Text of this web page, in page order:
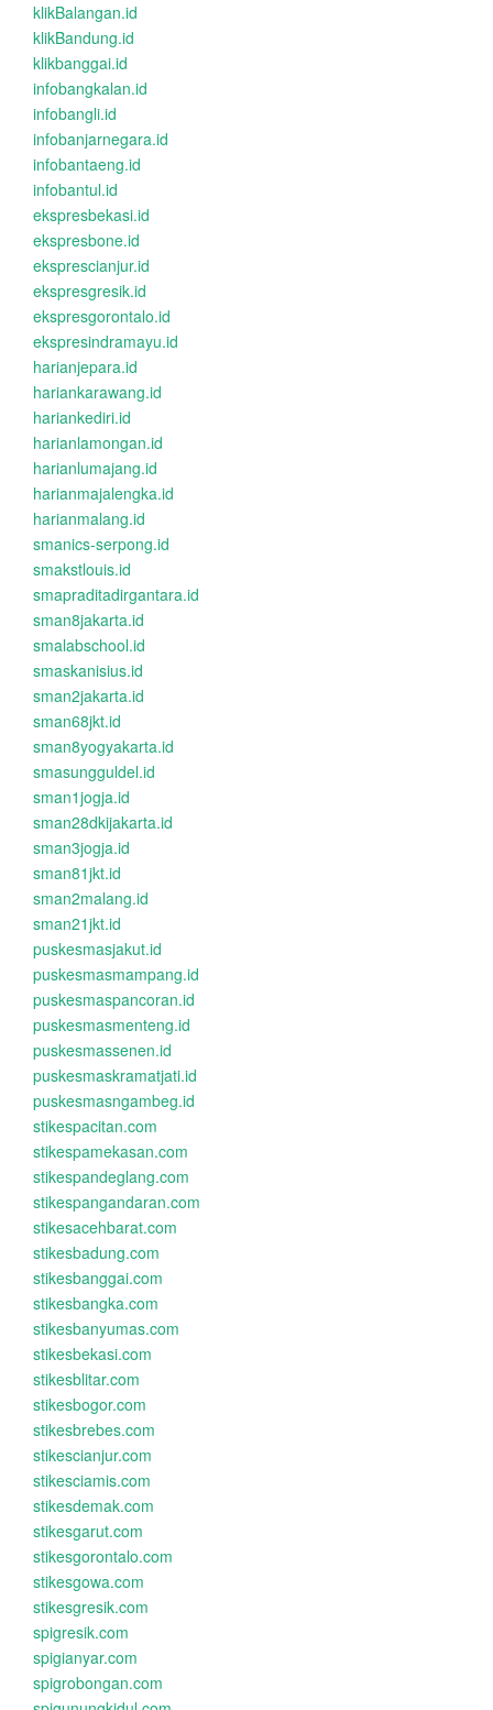
klikBalangan.id
klikBandung.id
klikbanggai.id
infobangkalan.id
infobangli.id
infobanjarnegara.id
infobantaeng.id
infobantul.id
ekspresbekasi.id
ekspresbone.id
eksprescianjur.id
ekspresgresik.id
ekspresgorontalo.id
ekspresindramayu.id
harianjepara.id
hariankarawang.id
hariankediri.id
harianlamongan.id
harianlumajang.id
harianmajalengka.id
harianmalang.id
smanics-serpong.id
smakstlouis.id
smapraditadirgantara.id
sman8jakarta.id
smalabschool.id
smaskanisius.id
sman2jakarta.id
sman68jkt.id
sman8yogyakarta.id
smasungguldel.id
sman1jogja.id
sman28dkijakarta.id
sman3jogja.id
sman81jkt.id
sman2malang.id
sman21jkt.id
puskesmasjakut.id
puskesmasmampang.id
puskesmaspancoran.id
puskesmasmenteng.id
puskesmassenen.id
puskesmaskramatjati.id
puskesmasngambeg.id
stikespacitan.com
stikespamekasan.com
stikespandeglang.com
stikespangandaran.com
stikesacehbarat.com
stikesbadung.com
stikesbanggai.com
stikesbangka.com
stikesbanyumas.com
stikesbekasi.com
stikesblitar.com
stikesbogor.com
stikesbrebes.com
stikescianjur.com
stikesciamis.com
stikesdemak.com
stikesgarut.com
stikesgorontalo.com
stikesgowa.com
stikesgresik.com
spigresik.com
spigianyar.com
spigrobongan.com